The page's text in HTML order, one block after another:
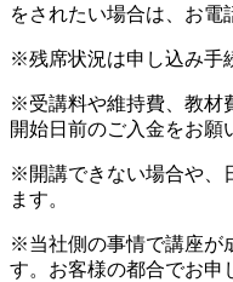
をされたい場合は、お電
※残席状況は申し込み手
※受講料や維持費、教材
開始日前のご入金をお願
※開講できない場合や、
ます。
※当社側の事情で講座が
す。お客様の都合でお申